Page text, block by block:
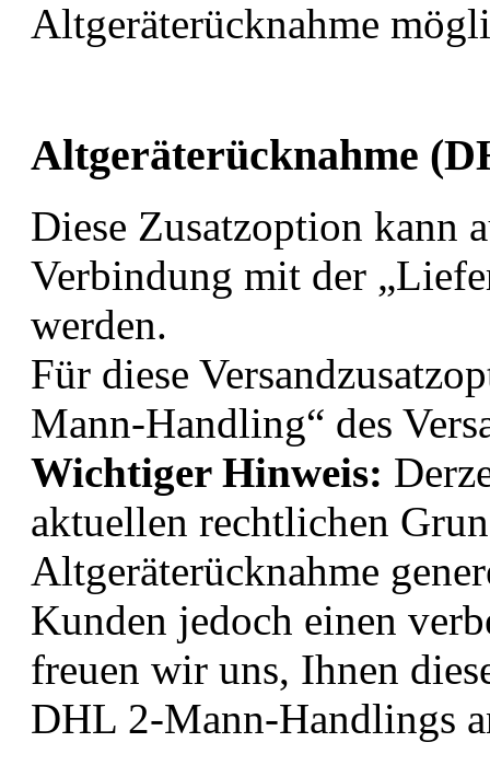
Altgeräterücknahme
Altgeräterücknahme
Diese Zusatzoption kann
Verbindung mit der
werden.
Für diese
Mann-Handling“ des
Wichtiger Hinweis:
aktuellen rechtlichen
Altgeräterücknahme
Kunden jedoch einen
freuen wir uns, Ihnen
DHL 2-Mann-Handlings